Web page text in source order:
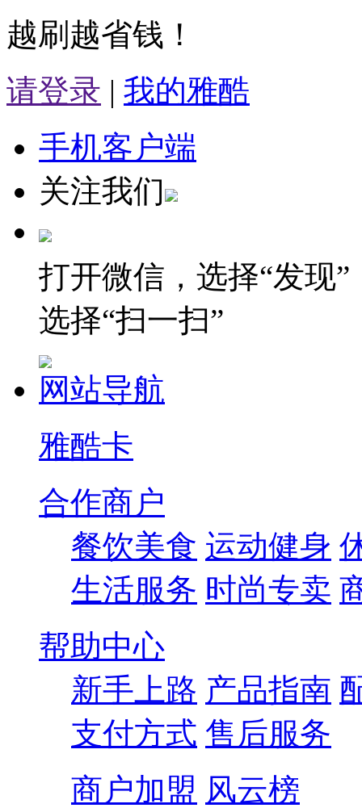
越刷越省钱！
请登录 | 我的雅酷
手机客户端
关注我们
打开微信，选择“发现”
选择“扫一扫”
网站导航
雅酷卡
合作商户
餐饮美食 运动健身
生活服务 时尚专卖
帮助中心
新手上路 产品指南
支付方式 售后服务
商户加盟 风云榜